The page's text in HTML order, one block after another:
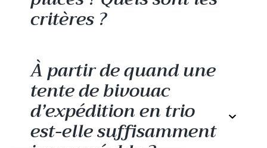
critères ?
Pour choisir une tente de montagne 3
places, évaluez : la résistance au vent
(forme géodésique ou dôme), le type de
tissu (ripstop, Dyneema®), l’étanchéité
(indice en mm), le poids et le volume
plié selon votre portage, la facilité de
À partir de quand une
tente de bivouac
d’expédition en trio
est-elle suffisamment